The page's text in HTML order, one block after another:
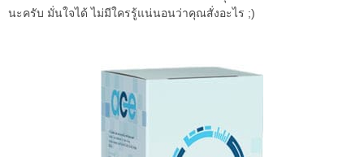
นะครับ มั่นใจได้ ไม่มีใครรู้แน่นอนว่าคุณสั่งอะไร ;)